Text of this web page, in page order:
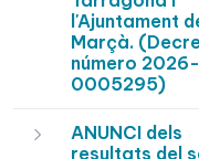
l'Ajuntament
Marçà.
número 2026-
0005295)
ANUNCI dels
resultats del